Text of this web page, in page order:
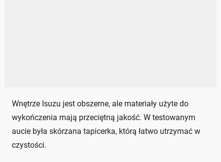
Wnętrze Isuzu jest obszerne, ale materiały użyte do
wykończenia mają przeciętną jakość. W testowanym
aucie była skórzana tapicerka, którą łatwo utrzymać w
czystości.